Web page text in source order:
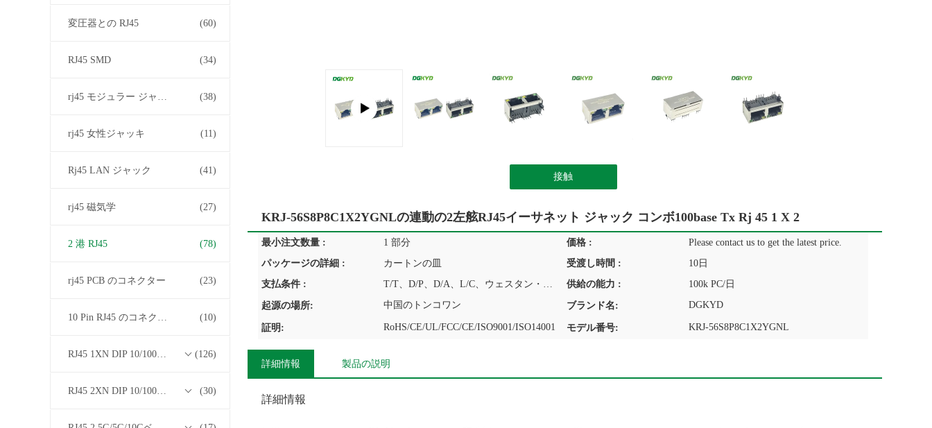
変圧器との RJ45 (60)
RJ45 SMD (34)
rj45 モジュラー ジャック (38)
rj45 女性ジャッキ (11)
Rj45 LAN ジャック (41)
rj45 磁気学 (27)
2 港 RJ45 (78)
rj45 PCB のコネクター (23)
10 Pin RJ45 のコネクター (10)
RJ45 1XN DIP 10/100/1000Mベース-T トランスフォーマーシリーズ (126)
RJ45 2XN DIP 10/100/1000Mベース-T トランスフォーマーシリーズ (30)
接触
KRJ-56S8P8C1X2YGNLの連動の2左舷RJ45イーサネット ジャック コンボ100base Tx Rj 45 1 X 2
最小注文数量 : 1 部分 価格 :
Please contact us to get the latest price.
パッケージの詳細 :
カートンの皿 受渡し時間 :
10日
支払条件 :
T/T、D/P、D/A、L/C、ウェスタン・ユニオン、MoneyGram 供給の能力 : 100k PC/日
起源の場所: 中国のトンコワン ブランド名: DGKYD
証明: RoHS/CE/UL/FCC/CE/ISO9001/ISO14001 モデル番号: KRJ-56S8P8C1X2YGNL
詳細情報 製品の説明
詳細情報